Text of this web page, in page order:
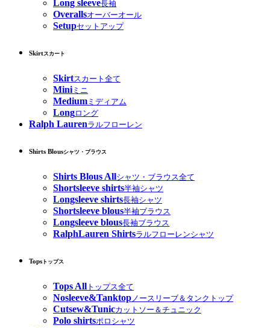
Long sleeve長袖
Overallsオーバーオール
Setupセットアップ
Skirtスカート
Skirtスカート全て
Miniミニ
Medium ミディアム
Longロング
Ralph Laurenラルフローレン
Shirts Blousシャツ・ブラウス
Shirts Blous Allシャツ・ブラウス全て
Shortsleeve shirts半袖シャツ
Longsleeve shirts長袖シャツ
Shortsleeve blous半袖ブラウス
Longsleeve blous長袖ブラウス
RalphLauren Shirtsラルフローレンシャツ
Tops トップス
Tops All トップス全て
Nosleeve&Tanktop ノースリーブ＆タンクトップ
Cutsew&Tunicカットソー＆チュニック
Polo shirtsポロシャツ